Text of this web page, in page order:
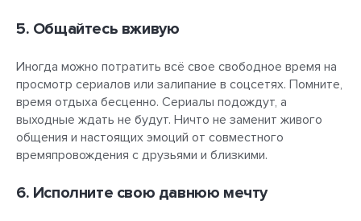
5. Общайтесь вживую
Иногда можно потратить всё свое свободное время на
просмотр сериалов или залипание в соцсетях. Помните,
время отдыха бесценно. Сериалы подождут, а
выходные ждать не будут. Ничто не заменит живого
общения и настоящих эмоций от совместного
времяпровождения с друзьями и близкими.
6. Исполните свою давнюю мечту